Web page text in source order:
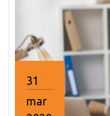
31
mar